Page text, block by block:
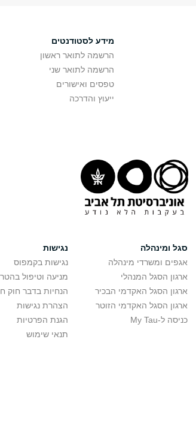
מידע לסטודנטים
הרשמה לתואר ראשון
הרשמה לתואר שני
טפסים ואישורים
ייעוץ והדרכה
סגל ומינהלה
אגפים ומשרדי מינהלה
ארגון הסגל המנהלי
ארגון הסגל האקדמי הבכיר
ארגון הסגל האקדמי הזוטר
כניסה ל-My Tau
נגישות
נגישות בקמפוס
מניעה וטיפול
הנחיות בדבר חוק
הצהרת נגישות
הגנת הפרטיות
תנאי שימוש